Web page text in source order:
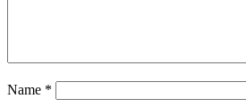
Name *